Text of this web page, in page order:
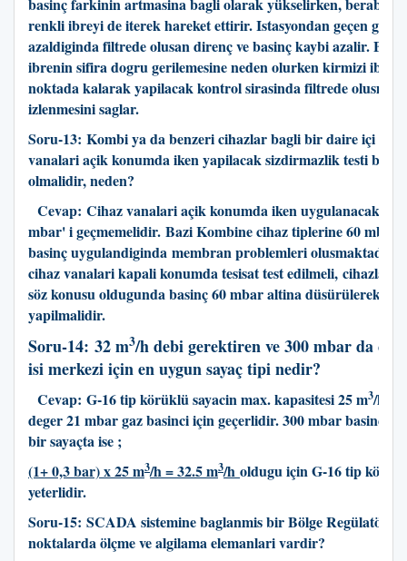
renkli ibreyi de iterek hareket ettirir. Istasyondan geçen gaz
azaldiginda filtrede olusan direnç ve basinç kaybi azalir. Bu
ibrenin sifira dogru gerilemesine neden olurken kirmizi ibre
noktada kalarak yapilacak kontrol sirasinda filtrede
izlenmesini saglar.
Soru-13: Kombi ya da benzeri cihazlar bagli bir daire içi
vanalari açik konumda iken yapilacak sizdirmazlik testi
olmalidir, neden?
Cevap: Cihaz vanalari açik konumda iken uygulanacak
mbar' i geçmemelidir. Bazi Kombine cihaz tiplerine 60 mbar
basinç uygulandiginda membran problemleri olusmaktadir.
cihaz vanalari kapali konumda tesisat test edilmeli, cihazlarin
söz konusu oldugunda basinç 60 mbar altina düsürülerek
yapilmalidir.
Soru-14: 32 m3/h debi gerektiren ve 300 mbar da
isi merkezi için en uygun sayaç tipi nedir?
Cevap: G-16 tip körüklü sayacin max. kapasitesi 25 m3/h
deger 21 mbar gaz basinci için geçerlidir. 300 mbar basinçta
bir sayaçta ise ;
(1+ 0,3 bar) x 25 m3/h = 32.5 m3/h oldugu için G-16 tip
yeterlidir.
Soru-15: SCADA sistemine baglanmis bir Bölge
noktalarda ölçme ve algilama elemanlari vardir?